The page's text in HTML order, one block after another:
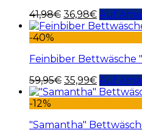
41,98€ 36,98€ Auf
-40%
Feinbiber Bettwäsche
59,95€ 35,99€ Auf
-12%
"Samantha"